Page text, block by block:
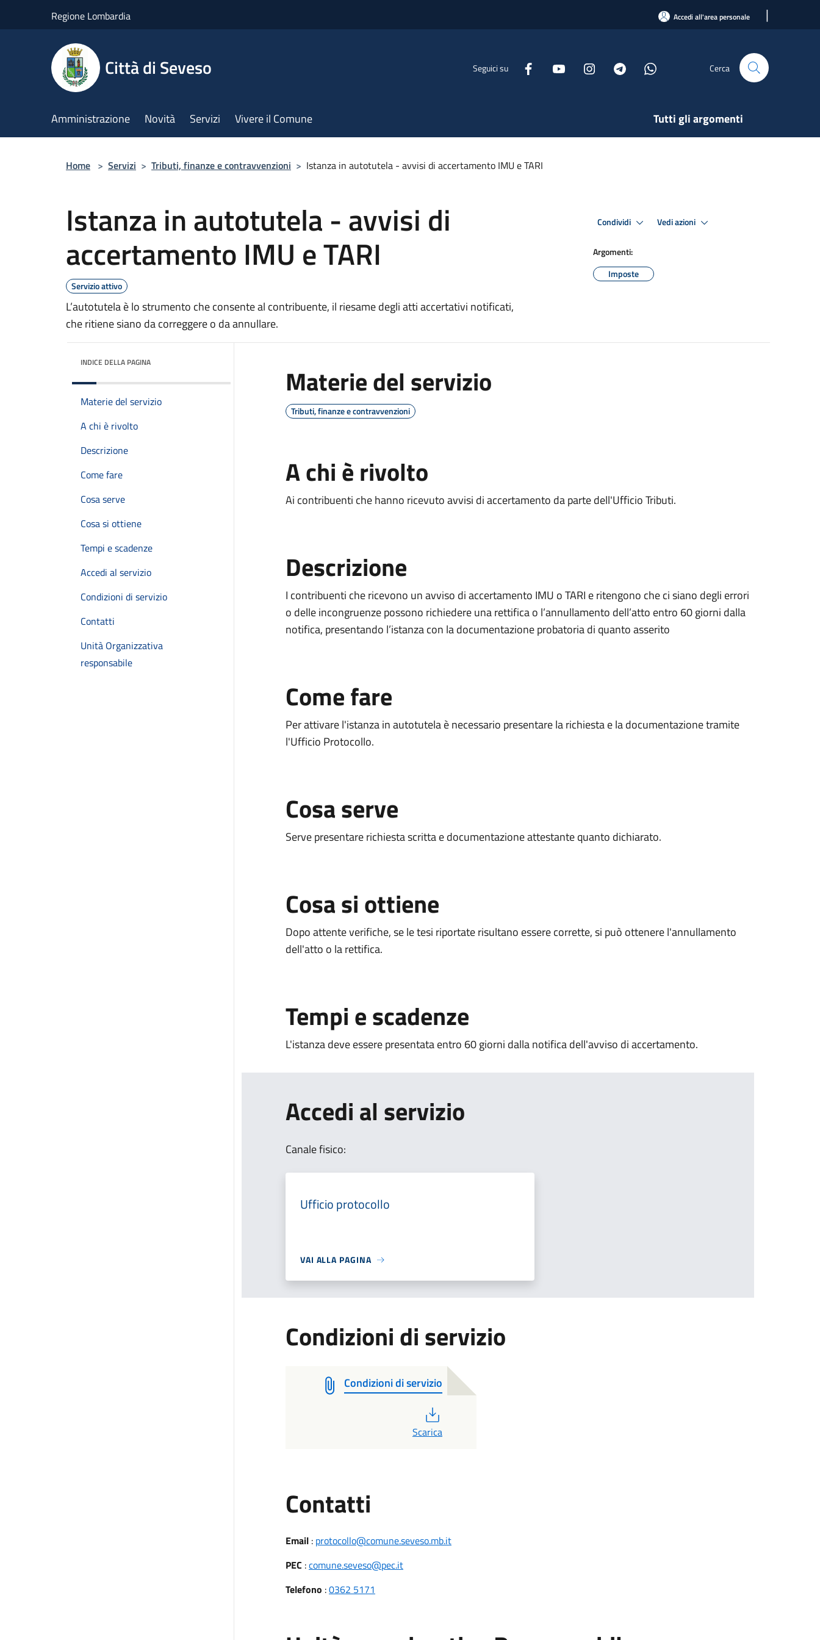
Regione Lombardia Accedi all'area personale |
Città di Seveso Seguici su Cerca
Amministrazione Novità Servizi Vivere il Comune Tutti gli argomenti
Home > Servizi > Tributi, finanze e contravvenzioni > Istanza in autotutela - avvisi di accertamento IMU e TARI
Istanza in autotutela - avvisi di
accertamento IMU e TARI
Servizio attivo
L’autotutela è lo strumento che consente al contribuente, il riesame degli atti accertativi notificati,
che ritiene siano da correggere o da annullare.
Condividi Vedi azioni
Argomenti:
Imposte
INDICE DELLA PAGINA
Materie del servizio
A chi è rivolto
Descrizione
Come fare
Cosa serve
Cosa si ottiene
Tempi e scadenze
Accedi al servizio
Condizioni di servizio
Contatti
Unità Organizzativa
responsabile
Materie del servizio
Tributi, finanze e contravvenzioni
A chi è rivolto
Ai contribuenti che hanno ricevuto avvisi di accertamento da parte dell'Ufficio Tributi.
Descrizione
I contribuenti che ricevono un avviso di accertamento IMU o TARI e ritengono che ci siano degli errori
o delle incongruenze possono richiedere una rettifica o l’annullamento dell’atto entro 60 giorni dalla
notifica, presentando l’istanza con la documentazione probatoria di quanto asserito
Come fare
Per attivare l'istanza in autotutela è necessario presentare la richiesta e la documentazione tramite
l'Ufficio Protocollo.
Cosa serve
Serve presentare richiesta scritta e documentazione attestante quanto dichiarato.
Cosa si ottiene
Dopo attente verifiche, se le tesi riportate risultano essere corrette, si può ottenere l'annullamento
dell'atto o la rettifica.
Tempi e scadenze
L'istanza deve essere presentata entro 60 giorni dalla notifica dell'avviso di accertamento.
Accedi al servizio
Canale fisico:
Ufficio protocollo
VAI ALLA PAGINA
Condizioni di servizio
Condizioni di servizio
Scarica
Contatti
Email: protocollo@comune.seveso.mb.it
PEC :comune.seveso@pec.it
Telefono :0362 5171